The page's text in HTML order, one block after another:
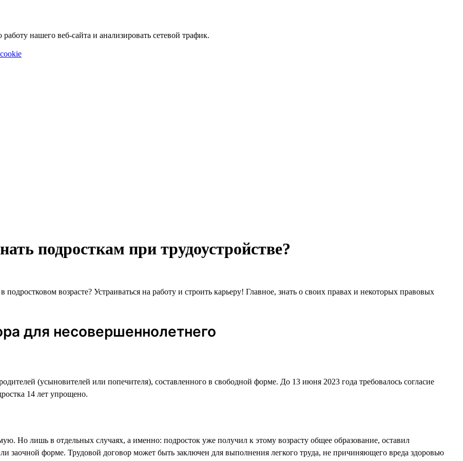
нашего веб-сайта и анализировать сетевой трафик.
подросткам при трудоустройстве?
возрасте? Устраиваться на работу и строить карьеру! Главное, знать о своих правах и некоторых правовых
для несовершеннолетнего
(усыновителей или попечителя), составленного в свободной форме. До 13 июня 2023 года требовалось согласие
14 лет упрощено.
Но лишь в отдельных случаях, а именно: подросток уже получил к этому возрасту общее образование, оставил
заочной форме. Трудовой договор может быть заключен для выполнения легкого труда, не причиняющего вреда здоровью